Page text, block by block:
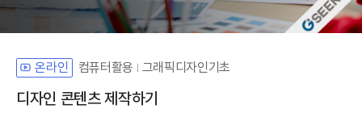
온라인 컴퓨터활용 그래픽디자인기초
디자인 콘텐츠 제작하기